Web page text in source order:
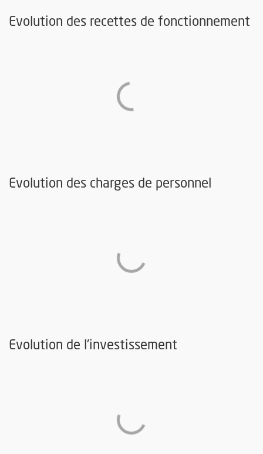
Evolution des recettes de fonctionnement
Evolution des charges de personnel
Evolution de l'investissement